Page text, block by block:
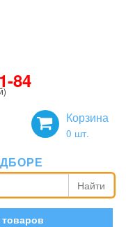
84
Корзина
0 шт.
Найти